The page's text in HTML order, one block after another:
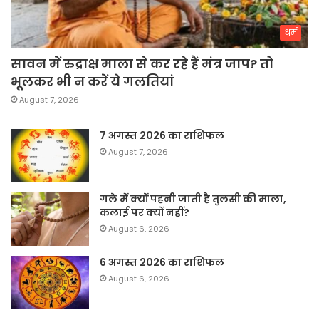
धर्म
सावन में रुद्राक्ष माला से कर रहे हैं मंत्र जाप? तो
भूलकर भी न करें ये गलतियां
August 7, 2026
7 अगस्त 2026 का राशिफल
August 7, 2026
गले में क्यों पहनी जाती है तुलसी की माला,
कलाई पर क्यों नहीं?
August 6, 2026
6 अगस्त 2026 का राशिफल
August 6, 2026